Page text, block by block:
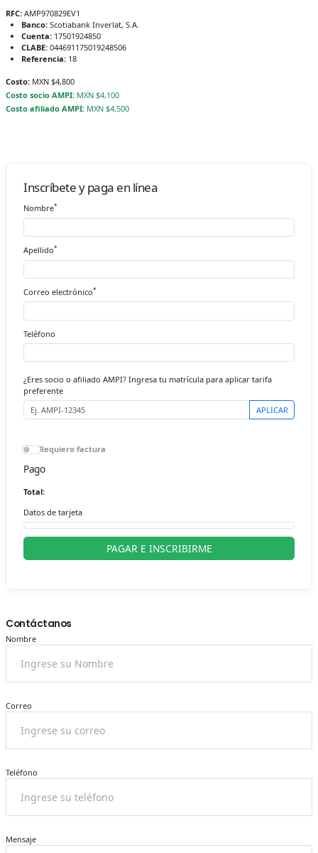
RFC: AMP970829EV1
Banco: Scotiabank Inverlat, S.A.
Cuenta: 17501924850
CLABE: 044691175019248506
Referencia: 18
Costo: MXN $4,800
Costo socio AMPI: MXN $4,100
Costo afiliado AMPI: MXN $4,500
Inscríbete y paga en línea
Nombre*
Apellido*
Correo electrónico*
Teléfono
¿Eres socio o afiliado AMPI? Ingresa tu matrícula para aplicar tarifa
preferente
APLICAR
Requiero factura
Pago
Total:
Datos de tarjeta
PAGAR E INSCRIBIRME
Contáctanos
Nombre
Correo
Teléfono
Mensaje